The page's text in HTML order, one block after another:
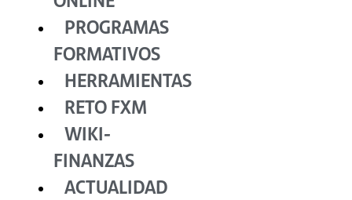
PROGRAMAS
FORMATIVOS
HERRAMIENTAS
RETO FXM
WIKI-
FINANZAS
ACTUALIDAD